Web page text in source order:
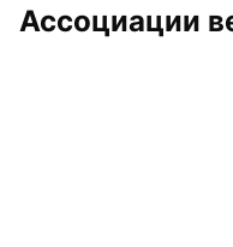
Ассоциации